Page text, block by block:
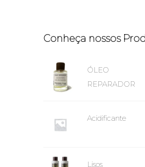
Conheça nossos
ÓLEO
REPARADOR
Acidificante
Lisos